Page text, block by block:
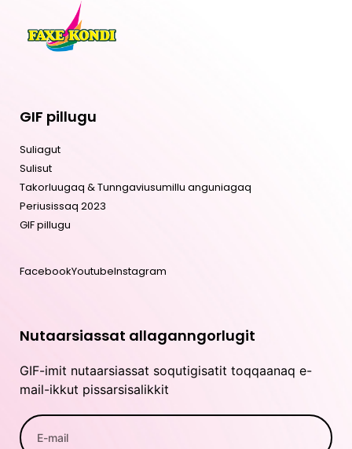
GIF pillugu
Suliagut
Sulisut
Takorluugaq & Tunngaviusumillu anguniagaq
Periusissaq 2023
GIF pillugu
FacebookYoutubeInstagram
Nutaarsiassat allaganngorlugit
GIF-imit nutaarsiassat soqutigisatit toqqaanaq e-
mail-ikkut pissarsisalikkit